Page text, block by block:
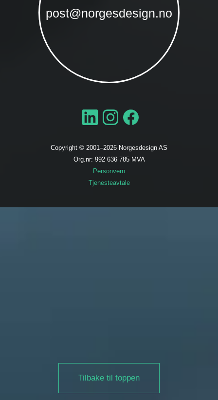
post@norgesdesign.no
Copyright © 2001–2026 Norgesdesign AS
Org.nr: 992 636 785 MVA
Personvern
Tjenesteavtale
Tilbake til toppen